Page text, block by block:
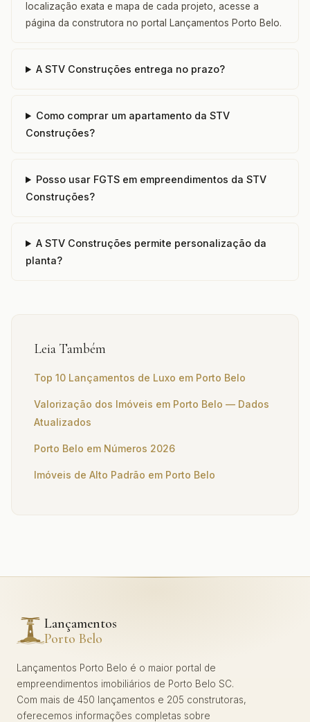
localização exata e mapa de cada projeto, acesse a
página da construtora no portal Lançamentos Porto Belo.
A STV Construções entrega no prazo?
Como comprar um apartamento da STV
Construções?
Posso usar FGTS em empreendimentos da STV
Construções?
A STV Construções permite personalização da
planta?
Leia Também
Top 10 Lançamentos de Luxo em Porto Belo
Valorização dos Imóveis em Porto Belo — Dados
Atualizados
Porto Belo em Números 2026
Imóveis de Alto Padrão em Porto Belo
Lançamentos
Porto Belo
Lançamentos Porto Belo é o maior portal de
empreendimentos imobiliários de Porto Belo SC.
Com mais de 450 lançamentos e 205 construtoras,
oferecemos informações completas sobre